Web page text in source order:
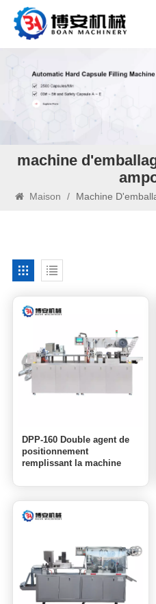
machine
Maison / Machine
DPP-160 Double agent de
positionnement
remplissant la machine
plastique en aluminium